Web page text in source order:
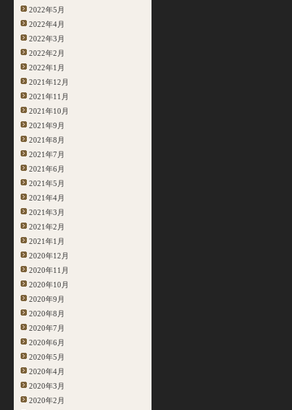
2022年5月
2022年4月
2022年3月
2022年2月
2022年1月
2021年12月
2021年11月
2021年10月
2021年9月
2021年8月
2021年7月
2021年6月
2021年5月
2021年4月
2021年3月
2021年2月
2021年1月
2020年12月
2020年11月
2020年10月
2020年9月
2020年8月
2020年7月
2020年6月
2020年5月
2020年4月
2020年3月
2020年2月